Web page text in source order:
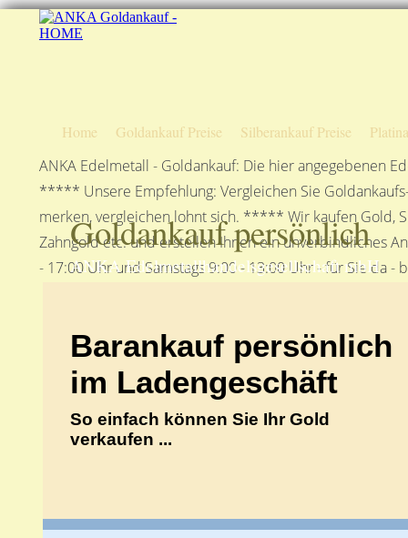
Home Goldankauf Preise Silberankauf Preise
ANKA Edelmetall - Goldankauf: Die hier angegebenen
***** Unsere Empfehlung: Vergleichen Sie
merken, vergleichen lohnt sich. ***** Wir kaufen Gold,
Zahngold etc. und erstellen Ihnen ein unverbindliches
- 17:00 Uhr und Samstags 9:00 - 13:00 Uhr - für Sie
Goldankauf persönlich
ANKA Edelmetallhandelsgesellschaft mbH
Barankauf persönlich
im Ladengeschäft
So einfach können Sie Ihr Gold
verkaufen ...